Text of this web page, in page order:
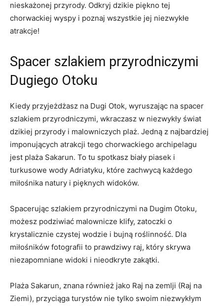
nieskażonej przyrody. Odkryj dzikie piękno⁣ tej
chorwackiej wyspy i poznaj wszystkie jej niezwykłe
⁤atrakcje!
Spacer szlakiem przyrodniczymi
Dugiego Otoku
Kiedy przyjeżdżasz​ na⁤ Dugi Otok, wyruszając na spacer
szlakiem​ przyrodniczymi,⁣ wkraczasz w ⁢niezwykły​ świat
dzikiej przyrody i malowniczych plaż.⁢ Jedną z ‌najbardziej
⁢imponujących atrakcji tego chorwackiego archipelagu
jest plaża Sakarun. To tu spotkasz biały ⁢piasek i
‍turkusowe ‍wody Adriatyku,⁤ które zachwycą każdego⁣
miłośnika natury i pięknych widoków.
Spacerując⁣ szlakiem przyrodniczymi na⁣ Dugim Otoku,
możesz podziwiać ⁢malownicze ⁤klify, ⁢zatoczki o
krystalicznie⁢ czystej‌ wodzie ​i bujną ⁤roślinność. Dla
⁣miłośników fotografii to⁣ prawdziwy raj, który⁣ skrywa
‌niezapomniane widoki⁣ i nieodkryte zakątki.
Plaża Sakarun, znana ‌również jako Raj na zemlji​ (Raj ⁢na
⁢Ziemi),‍ przyciąga⁣ turystów nie tylko swoim ⁣niezwykłym